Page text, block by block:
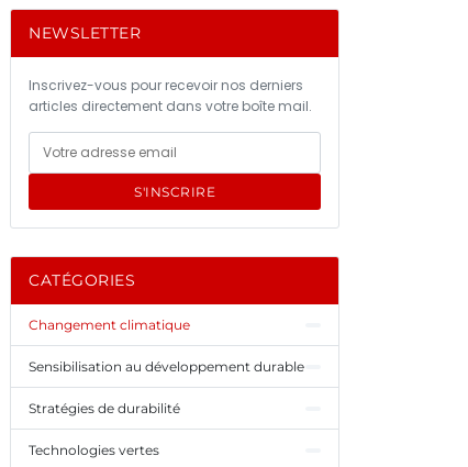
NEWSLETTER
Inscrivez-vous pour recevoir nos derniers
articles directement dans votre boîte mail.
S'INSCRIRE
CATÉGORIES
Changement climatique
Sensibilisation au développement durable
Stratégies de durabilité
Technologies vertes